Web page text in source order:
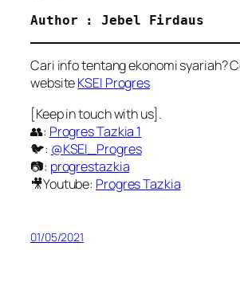
Author : Jebel Firdaus
Cari info tentang ekonomi syariah?
websiteKSEI Progres
[Keep in touch with us].
👥: Progres Tazkia 1
🐦: @KSEI_Progres
📷: progrestazkia
🎥Youtube: Progres Tazkia
01/05/2021